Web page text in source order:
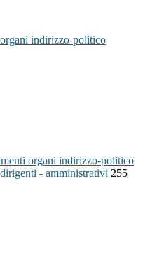
indirizzo-politico
organi indirizzo-politico
- amministrativi 255